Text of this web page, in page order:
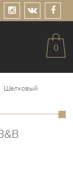
0
Шелковый